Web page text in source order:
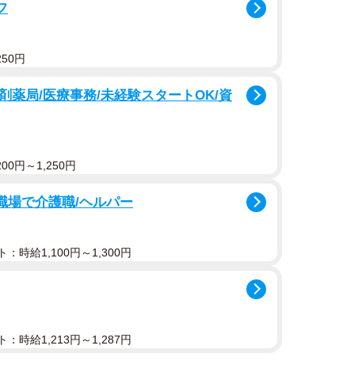
ちは長年にわたり、算数・数学分野で世界トッ
で、算数・数学に対する「自信」や「楽しい」
低いという課題も指摘されてきました。
ある計算に焦点をあて、小学4年生から中学2年
するのかを検証しました。
円
薬局/医療事務/未経験スタートOK/資
円～1,250円
場で介護職/ヘルパー
：時給1,100円～1,300円
：時給1,213円～1,287円